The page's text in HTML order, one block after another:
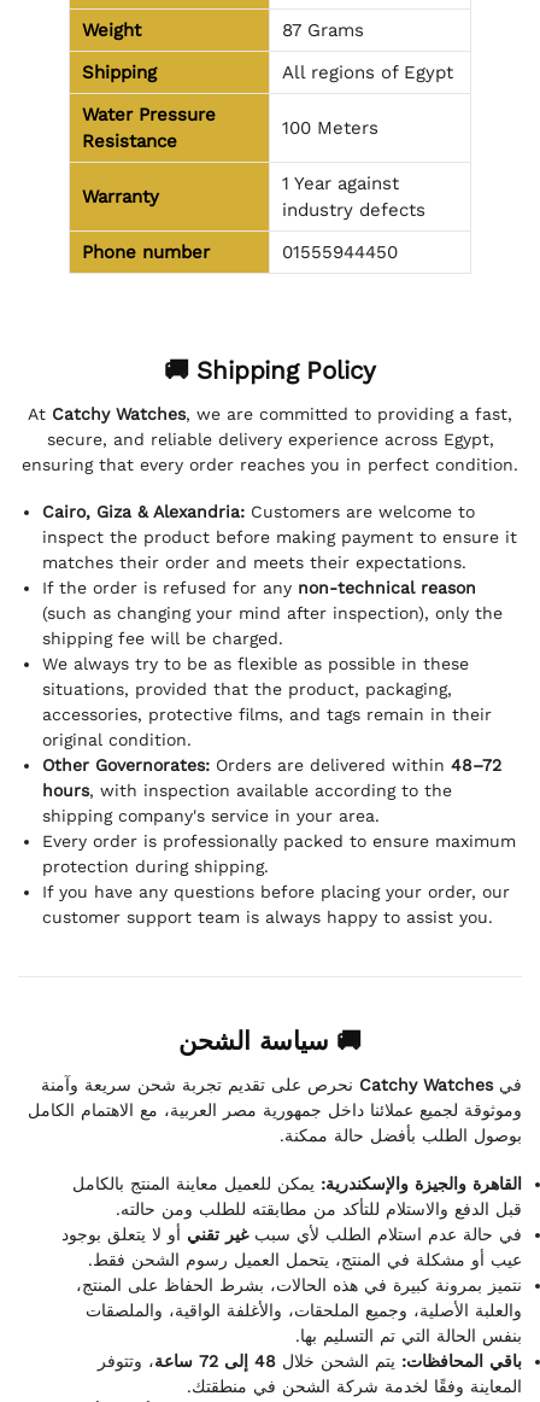
Weight
87 Grams
Shipping
All regions of Egypt
Water Pressure
Resistance
100 Meters
Warranty
1 Year against
industry defects
Phone number
01555944450
🚚 Shipping Policy
At Catchy Watches, we are committed to providing a fast,
secure, and reliable delivery experience across Egypt,
ensuring that every order reaches you in perfect condition.
Cairo, Giza & Alexandria: Customers are welcome to
inspect the product before making payment to ensure it
matches their order and meets their expectations.
If the order is refused for any non-technical reason
(such as changing your mind after inspection), only the
shipping fee will be charged.
We always try to be as flexible as possible in these
situations, provided that the product, packaging,
accessories, protective films, and tags remain in their
original condition.
Other Governorates: Orders are delivered within 48–72
hours, with inspection available according to the
shipping company's service in your area.
Every order is professionally packed to ensure maximum
protection during shipping.
If you have any questions before placing your order, our
customer support team is always happy to assist you.
🚚 سياسة الشحن
فيCatchy Watches نحرص على تقديم تجربة شحن سريعة وآمنة
وموثوقة لجميع عملائنا داخل جمهورية مصر العربية، مع الاهتمام الكامل
بوصول الطلب بأفضل حالة ممكنة.
القاهرة والجيزة والإسكندرية: يمكن للعميل معاينة المنتج بالكامل
قبل الدفع والاستلام للتأكد من مطابقته للطلب ومن حالته.
في حالة عدم استلام الطلب لأي سببغير تقني أو لا يتعلق بوجود
عيب أو مشكلة في المنتج، يتحمل العميل رسوم الشحن فقط.
نتميز بمرونة كبيرة في هذه الحالات، بشرط الحفاظ على المنتج،
والعلبة الأصلية، وجميع الملحقات، والأغلفة الواقية، والملصقات
بنفس الحالة التي تم التسليم بها.
باقي المحافظات: يتم الشحن خلال 48 إلى 72 ساعة
، وتتوفر
المعاينة وفقًا لخدمة شركة الشحن في منطقتك.